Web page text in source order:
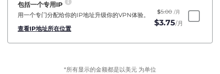
包括一个专用IP
用一个专门分配给你的IP地址升级你的VPN体验。
查看IP地址所在位置
$5.00 /月
$3.75/月
*所有显示的金额都是以美元 为单位